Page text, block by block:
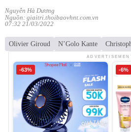
Nguyễn Hà Dương
Nguồn: giaitri.thoibaovhnt.com.vn
07:32 21/03/2022
Olivier Giroud N’Golo Kante
-63% -6%